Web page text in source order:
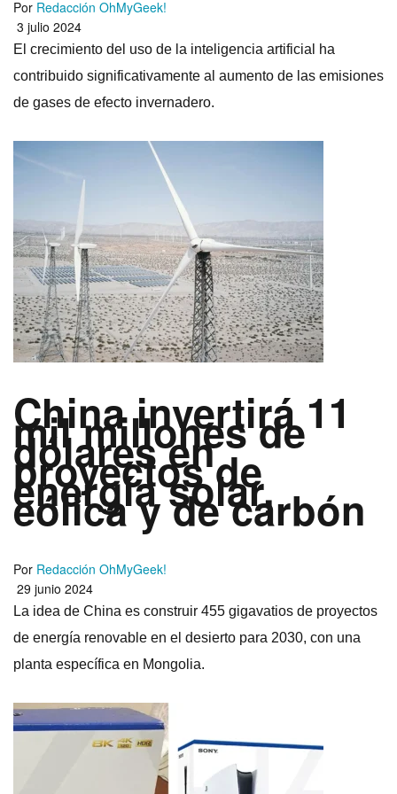
Por Redacción OhMyGeek!
3 julio 2024
El crecimiento del uso de la inteligencia artificial ha
contribuido significativamente al aumento de las emisiones
de gases de efecto invernadero.
China invertirá 11
mil millones de
dólares en
proyectos de
energía solar,
eólica y de carbón
Por Redacción OhMyGeek!
29 junio 2024
La idea de China es construir 455 gigavatios de proyectos
de energía renovable en el desierto para 2030, con una
planta específica en Mongolia.